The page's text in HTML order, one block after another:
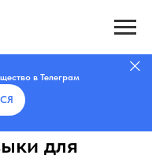
в Телеграм
для